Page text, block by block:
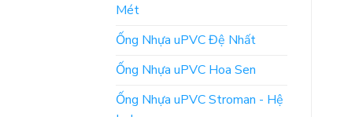
Mét
Ống Nhựa uPVC Đệ Nhất
Ống Nhựa uPVC Hoa Sen
Ống Nhựa uPVC Stroman - Hệ